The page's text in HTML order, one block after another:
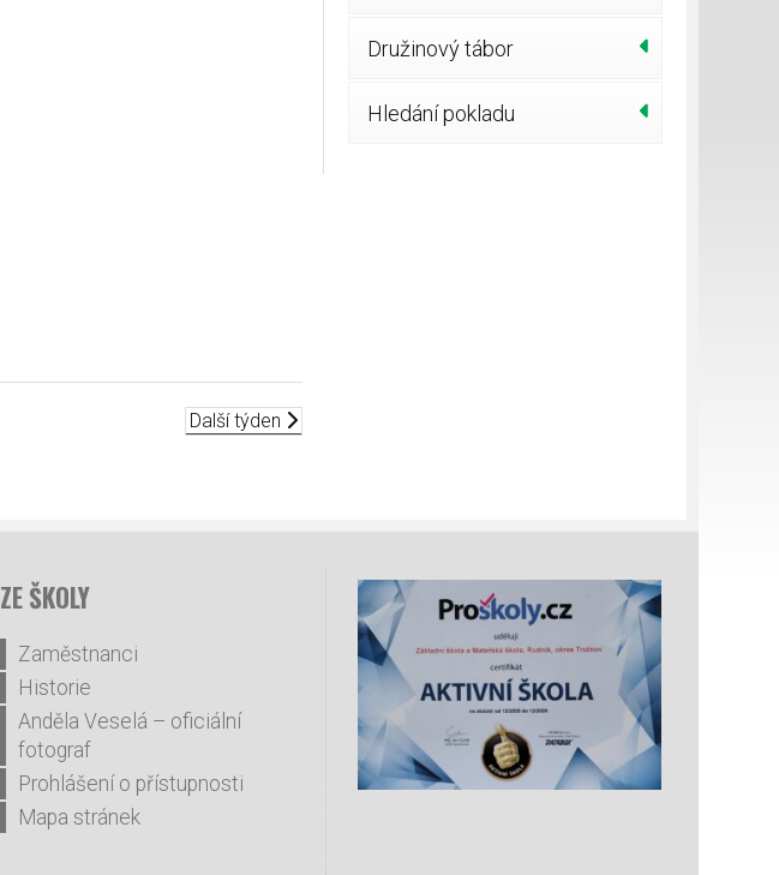
Další týden
Družinový tábor
Hledání pokladu
ZE ŠKOLY
Zaměstnanci
Historie
Anděla Veselá – oficiální
fotograf
Prohlášení o přístupnosti
Mapa stránek